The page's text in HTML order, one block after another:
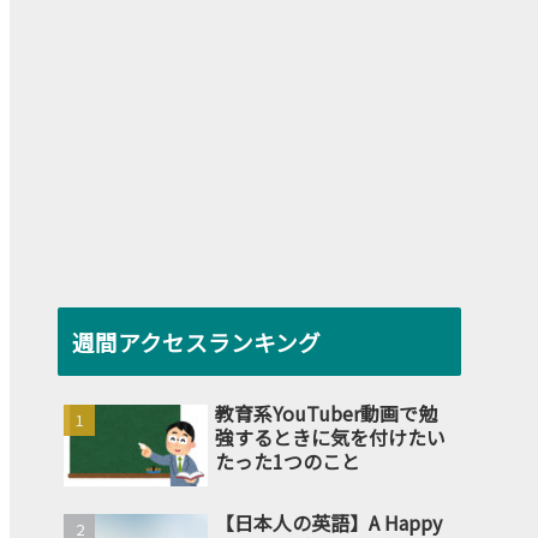
週間アクセスランキング
教育系YouTuber動画で勉
強するときに気を付けたい
たった1つのこと
【日本人の英語】A Happy